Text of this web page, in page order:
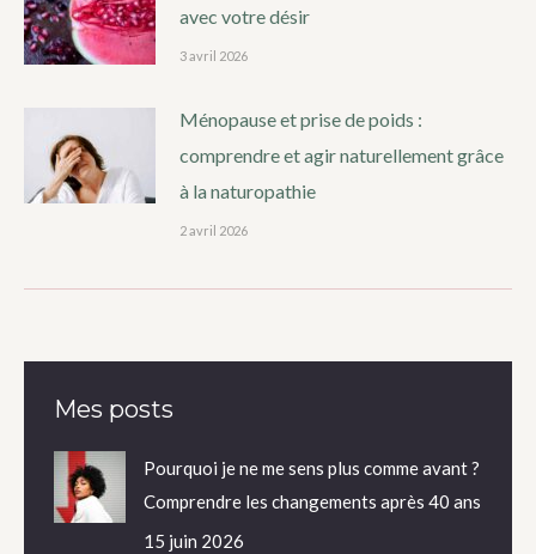
avec votre désir
3 avril 2026
Ménopause et prise de poids :
comprendre et agir naturellement grâce
à la naturopathie
2 avril 2026
Mes posts
Pourquoi je ne me sens plus comme avant ?
Comprendre les changements après 40 ans
15 juin 2026